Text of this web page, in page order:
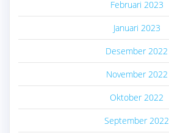
Februari 2023
Januari 2023
Desember 2022
November 2022
Oktober 2022
September 2022